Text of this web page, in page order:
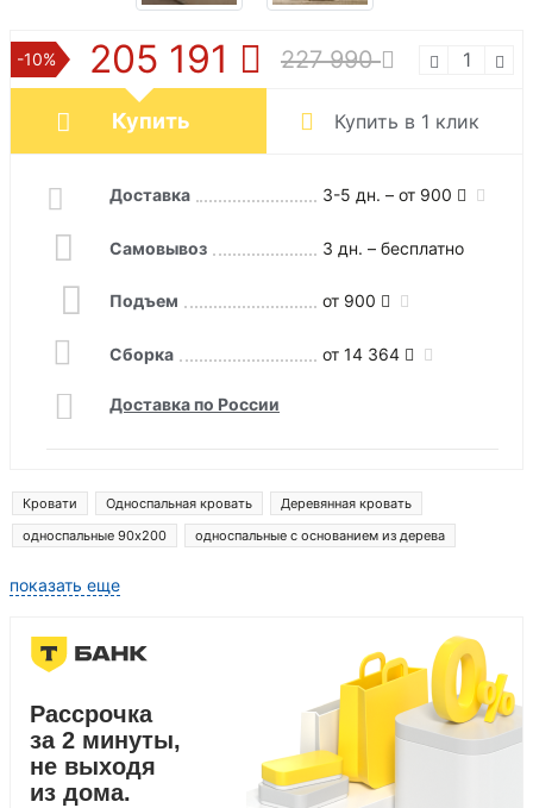
-10% 205 191 227 990
Купить Купить в 1 клик
Доставка 3-5 дн. – от 900
Самовывоз 3 дн. – бесплатно
Подъем от 900
Сборка от 14 364
Доставка по России
Кровати Односпальная кровать
Деревянная кровать
односпальные 90x200
односпальные с основанием из дерева
Односпальная кровать деревянные односпальные
показать еще
Рассрочка
за 2 минуты,
не выходя
из дома.